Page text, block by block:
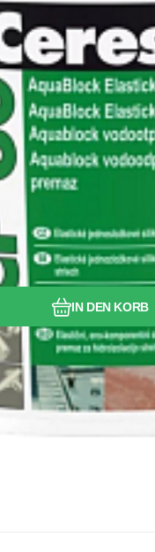
IN DEN KORB
Favorit
Vergleichen